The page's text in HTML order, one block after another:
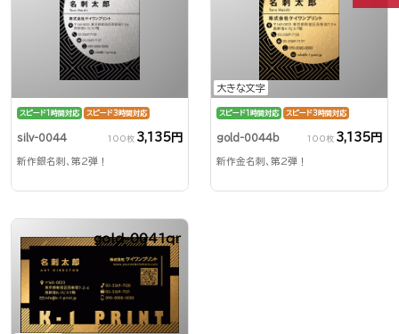
スピード1時間対応 スピード3時間対応
silv-0044 100枚 3,135円
新作銀名刺、第2弾！
大きな文字
スピード1時間対応 スピード3時間対応
gold-0044b 100枚 3,135円
新作金名刺、第2弾！
gold-0041qr